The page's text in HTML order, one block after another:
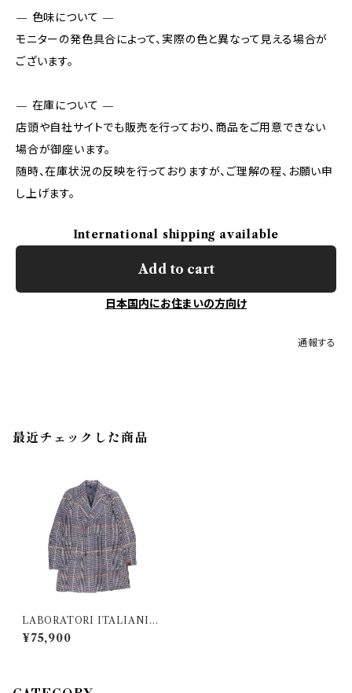
— 色味について —
モニターの発色具合によって、実際の色と異なって見える場合が
ございます。
— 在庫について —
店頭や自社サイトでも販売を行っており、商品をご用意できない
場合が御座います。
随時、在庫状況の反映を行っておりますが、ご理解の程、お願い申
し上げます。
International shipping available
Add to cart
日本国内にお住まいの方向け
通報する
最近チェックした商品
LABORATORI ITALIANI
（ラボラトリ イタリアーニ ） コー
ト GRANTI 29910
¥75,900